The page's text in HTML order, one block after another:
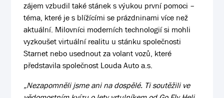
zájem vzbudil také stánek s výukou první pomoci –
téma, které je s blížícími se prázdninami více než
aktuální. Milovníci moderních technologií si mohli
vyzkoušet virtuální realitu u stánku společnosti
Starnet nebo usednout za volant vozů, které
představila společnost Louda Auto a.s.
„Nezapomněli jsme ani na dospělé. Ti soutěžili ve